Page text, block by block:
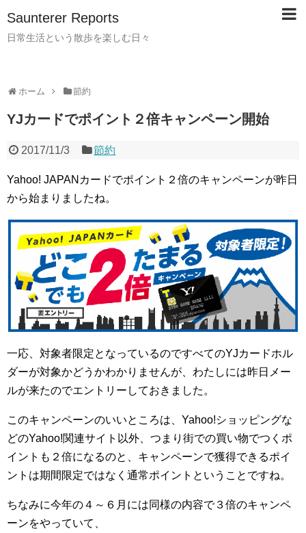
Saunterer Reports
日常生活という散歩を楽しむ日々
ホーム 節約
YJカードでポイント２倍キャンペーン開始
2017/11/3 節約
Yahoo! JAPANカードでポイント２倍のキャンペーンが昨日
から始まりましたね。
一応、対象者限定となっているのですべてのYJカードホル
ダーが対象かどうかわかりませんが、わたしには昨日メー
ルが来たのでエントリーしておきました。
このキャンペーンのいいところは、Yahoo!ショッピングな
どのYahoo!関連サイト以外、つまり街での買い物でつくポ
イントも２倍になるのと、キャンペーンで獲得できるポイ
ントは期間限定ではなく通常ポイントということですね。
ちなみに今年の４～６月には同様の内容で３倍のキャンペ
ーンをやっていて、